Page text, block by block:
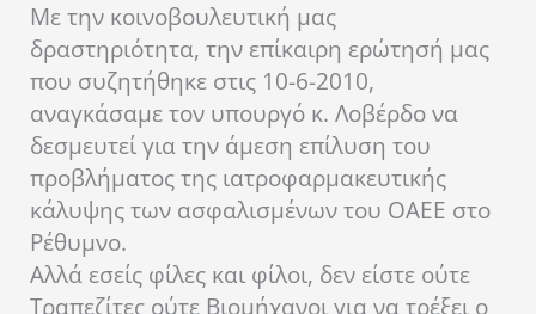
Με την κοινοβουλευτική μας
δραστηριότητα, την επίκαιρη ερώτησή μας
που συζητήθηκε στις 10-6-2010,
αναγκάσαμε τον υπουργό κ. Λοβέρδο να
δεσμευτεί για την άμεση επίλυση του
προβλήματος της ιατροφαρμακευτικής
κάλυψης των ασφαλισμένων του ΟΑΕΕ στο
Ρέθυμνο.
Αλλά εσείς φίλες και φίλοι, δεν είστε ούτε
Τραπεζίτες ούτε Βιομήχανοι για να τρέξει ο